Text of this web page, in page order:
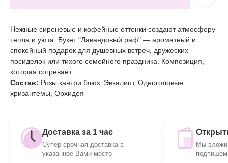
Нежные сиреневые и кофейные оттенки создают атмосферу
тепла и уюта. Букет "Лавандовый раф" — ароматный и
спокойный подарок для душевных встреч, дружеских
посиделок или тихого семейного праздника. Композиция,
которая согревает.
Состав: Розы кантри блюз, Эвкалипт, Одноголовые
хризантемы, Орхидея
Доставка за 1 час
Супер-срочная доставка в
указанное Вами место
Мы